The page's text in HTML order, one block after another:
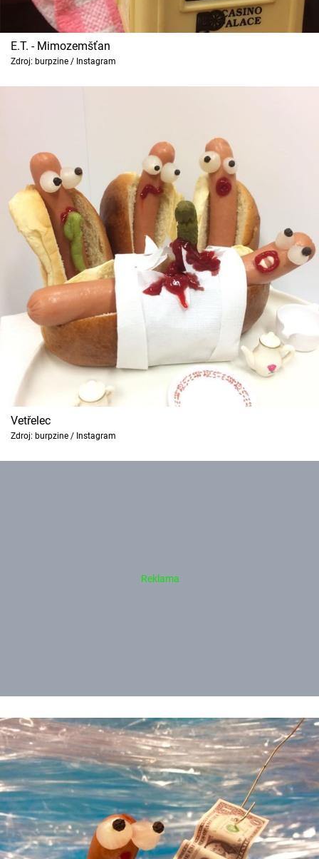
E.T. - Mimozemšťan
Zdroj: burpzine / Instagram
Vetřelec
Zdroj: burpzine / Instagram